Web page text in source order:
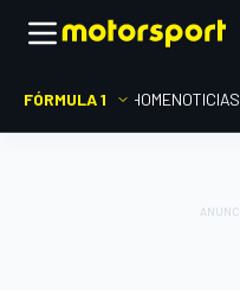
FÓRMULA 1 HOMENOTICIAS